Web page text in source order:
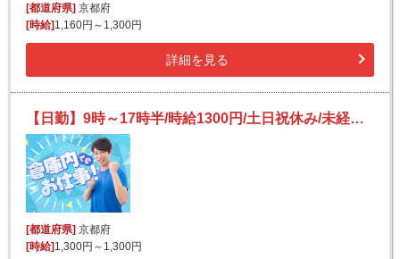
[都道府県]京都府
[時給]1,160円～1,300円
詳細を見る
【日勤】9時～17時半/時給1300円/土日祝休み/未経験OK♪/自動車用硝子の詰替え・包装【10月末まで】
[都道府県] 京都府
[時給] 1,300円～1,300円